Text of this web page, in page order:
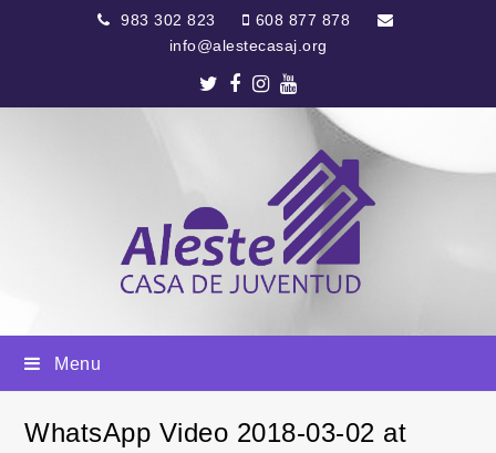
983 302 823
608 877 878
info@alestecasaj.org
Twitter
Facebook
Instagram
Youtube
Menu
WhatsApp Video 2018-03-02 at